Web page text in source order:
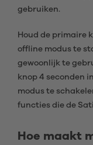
gebruiken.
Houd de primaire
offline modus te
gewoonlijk te
knop 4 seconden
modus te
functies die de
Hoe maakt